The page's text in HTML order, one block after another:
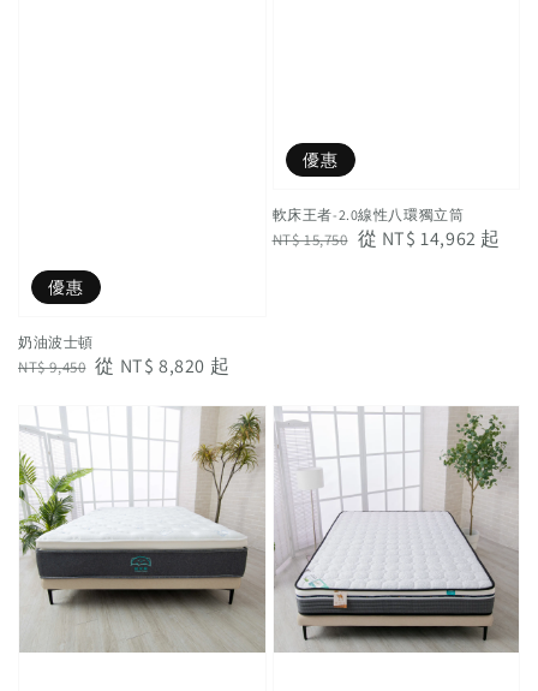
優惠
奶油波士頓
Regular
NT$ 9,450 Sale
從 NT$ 8,820 起
優惠
軟床王者-2.0線性八環獨立筒
Regular
NT$ 15,750 Sale
從 NT$ 14,962 起